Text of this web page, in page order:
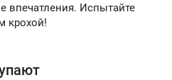
впечатления. Испытайте
крохой!